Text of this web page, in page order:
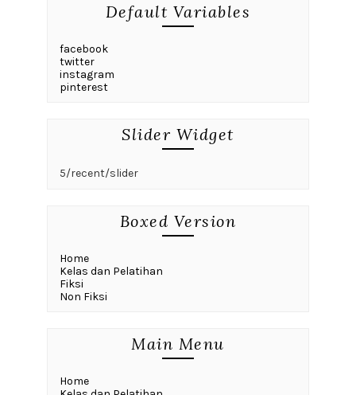
Default Variables
facebook
twitter
instagram
pinterest
Slider Widget
5/recent/slider
Boxed Version
Home
Kelas dan Pelatihan
Fiksi
Non Fiksi
Main Menu
Home